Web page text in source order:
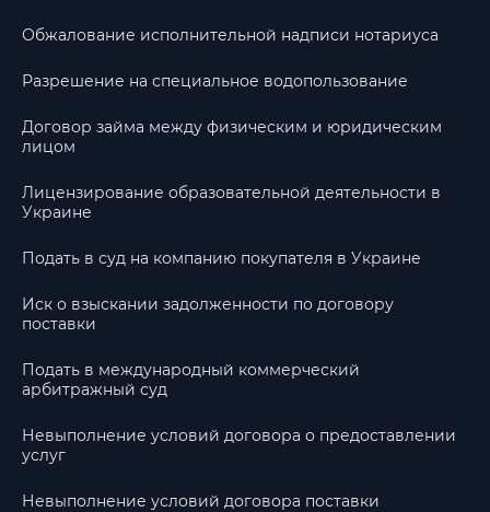
Обжалование исполнительной надписи нотариуса
Разрешение на специальное водопользование
Договор займа между физическим и юридическим
лицом
Лицензирование образовательной деятельности в
Украине
Подать в суд на компанию покупателя в Украине
Иск о взыскании задолженности по договору
поставки
Подать в международный коммерческий
арбитражный суд
Невыполнение условий договора о предоставлении
услуг
Невыполнение условий договора поставки